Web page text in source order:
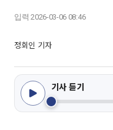
입력 2026-03-06 08:46
정회인 기자
기사 듣기